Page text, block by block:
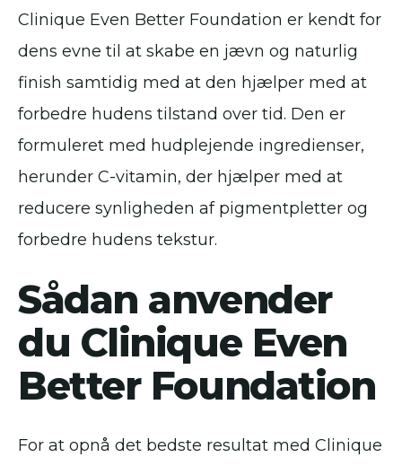
Clinique Even Better Foundation er kendt for
dens evne til at skabe en jævn og naturlig
finish samtidig med at den hjælper med at
forbedre hudens tilstand over tid. Den er
formuleret med hudplejende ingredienser,
herunder C-vitamin, der hjælper med at
reducere synligheden af pigmentpletter og
forbedre hudens tekstur.
Sådan anvender
du Clinique Even
Better Foundation
For at opnå det bedste resultat med Clinique